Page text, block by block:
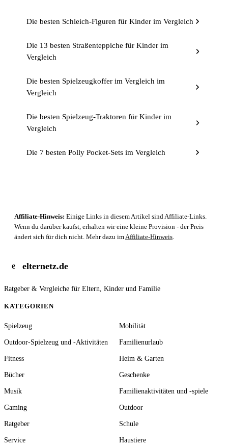
Die besten Schleich-Figuren für Kinder im Vergleich
Die 13 besten Straßenteppiche für Kinder im
Vergleich
Die besten Spielzeugkoffer im Vergleich im
Vergleich
Die besten Spielzeug-Traktoren für Kinder im
Vergleich
Die 7 besten Polly Pocket-Sets im Vergleich
Affiliate-Hinweis: Einige Links in diesem Artikel sind Affiliate-Links.
Wenn du darüber kaufst, erhalten wir eine kleine Provision - der Preis
ändert sich für dich nicht. Mehr dazu im Affiliate-Hinweis
e elternetz.de
Ratgeber & Vergleiche für Eltern, Kinder und Familie
KATEGORIEN
Spielzeug Mobilität
Outdoor-Spielzeug und -Aktivitäten Familienurlaub
Fitness Heim & Garten
Bücher Geschenke
Musik Familienaktivitäten und -spiele
Gaming Outdoor
Ratgeber Schule
Service Haustiere